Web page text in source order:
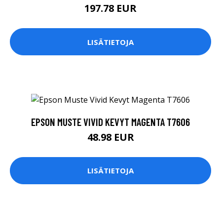
197.78 EUR
LISÄTIETOJA
EPSON MUSTE VIVID KEVYT MAGENTA T7606
48.98 EUR
LISÄTIETOJA